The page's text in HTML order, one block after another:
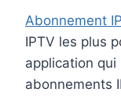
Abonnement
IPTV les plus
application
abonnements